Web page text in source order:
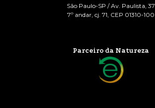
São Paulo-SP / Av. Paulista, 37
7º andar, cj. 71, CEP 01310-100
Parceiro da Natureza